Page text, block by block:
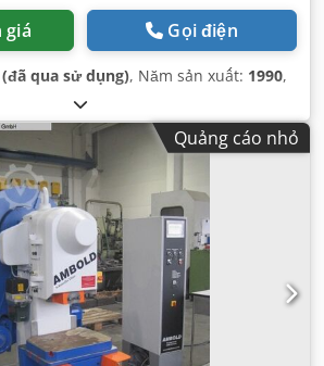
giá Gọi điện
qua sử dụng), Năm sản xuất: 1990,
Quảng cáo nhỏ